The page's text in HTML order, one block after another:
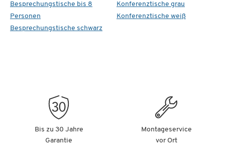
Besprechungstische bis 8
Personen
Besprechungstische schwarz
Konferenztische grau
Konferenztische weiß
Bis zu 30 Jahre
Garantie
Montageservice
vor Ort